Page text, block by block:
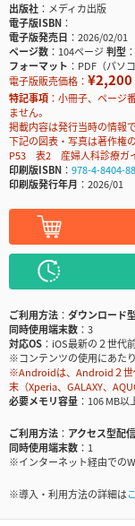
出版社
メディカ出版
電子版ISBN
電子版発売日
2026/02/01
ページ数
104ページ判型
フォーマット
PDF（パソ
電子版販売価格： ¥2,200
特記事項
小冊子、ページ
ません。
掲載内容は発行当時の情報
下記の図表・写真は著作権
P53 表2 産婦人科診療ガ
印刷版ISBN
978-4-8404-
印刷版発行年月
2026/01
ご利用方法
ダウンロード
同時使用端末数
3
対応OS
iOS最新の２世代
※コンテンツの使用にあた
※Androidは、Android２世
末（Xperia、GALAXY、
必要メモリ容量
106 MB以
ご利用方法
アクセス型配
同時使用端末数
1
※インターネット経由での
※導入・利用方法の詳細は